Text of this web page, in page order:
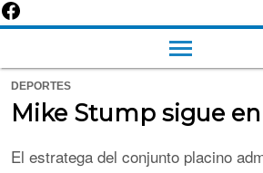
DEPORTES
Mike Stump sigue
El estratega del conjunto placino